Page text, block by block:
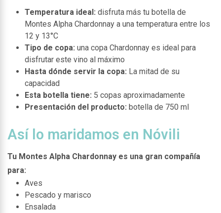
Temperatura ideal: disfruta más tu botella de
Montes Alpha Chardonnay a una temperatura entre los
12 y 13°C
Tipo de copa: una copa Chardonnay es ideal para
disfrutar este vino al máximo
Hasta dónde servir la copa: La mitad de su
capacidad
Esta botella tiene: 5 copas aproximadamente
Presentación del producto: botella de 750 ml
Así lo maridamos en Nóvili
Tu Montes Alpha Chardonnay es una gran compañía
para:
Aves
Pescado y marisco
Ensalada